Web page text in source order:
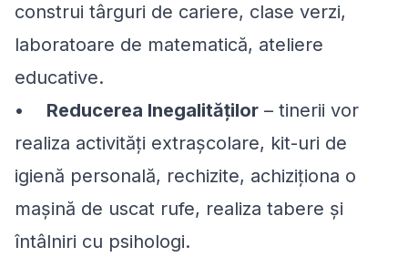
construi târguri de cariere, clase verzi,
laboratoare de matematică, ateliere
educative.
• Reducerea Inegalităților – tinerii vor
realiza activități extrașcolare, kit-uri de
igienă personală, rechizite, achiziționa o
mașină de uscat rufe, realiza tabere și
întâlniri cu psihologi.